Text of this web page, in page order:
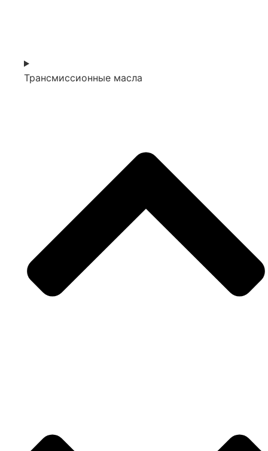
Трансмиссионные масла